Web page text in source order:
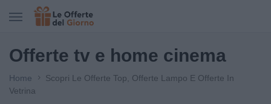
Offerte tv e home cinema
Home
Scopri Le Offerte Top, Offerte Lampo E Offerte In
Vetrina